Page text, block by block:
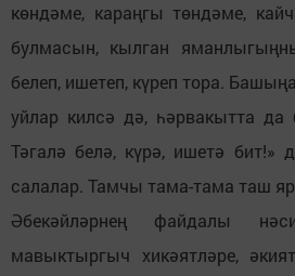
көндәме, караңгы төндәме,
булмасын, кылган
белеп, ишетеп, күреп тора.
уйлар килсә дә, һәрвакытта да
Тәгалә белә, күрә, ишетә бит!»
салалар. Тамчы тама-тама таш
Әбекәйләрнең файдалы
мавыктыргыч хикәятләре,